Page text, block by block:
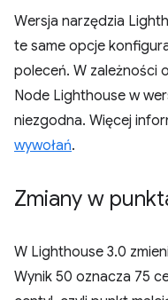
Wersja narzędzia
te same opcje
poleceń. W zależności
Node Lighthouse w
niezgodna. Więcej
wywołań.
Zmiany w
W Lighthouse 3.0
Wynik 50 oznacza 75